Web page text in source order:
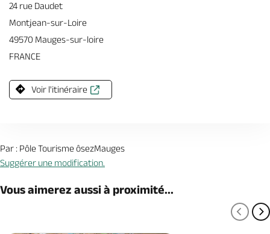
24 rue Daudet
Montjean-sur-Loire
49570 Mauges-sur-loire
FRANCE
Voir l'itinéraire
Par : Pôle Tourisme ôsezMauges
Suggérer une modification.
Vous aimerez aussi à proximité...